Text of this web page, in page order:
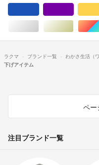
シルバー/銀色系ゴール
ラクマ ブランド一覧 わかさ生活（
下げアイテム
ペー
注目ブランド一覧